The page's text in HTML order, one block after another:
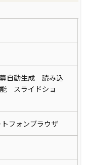
自動生成 読み込
スライドショ
フォンブラウザ